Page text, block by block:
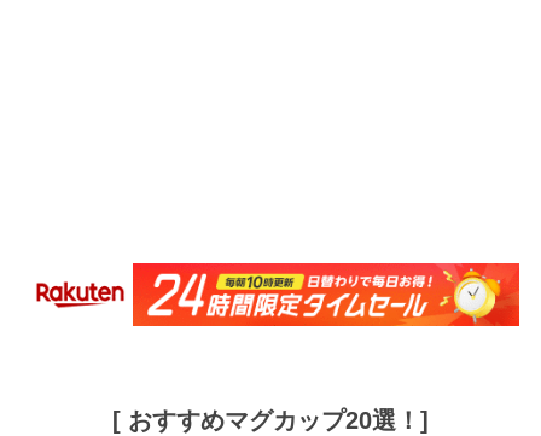
[ おすすめマグカップ20選！]